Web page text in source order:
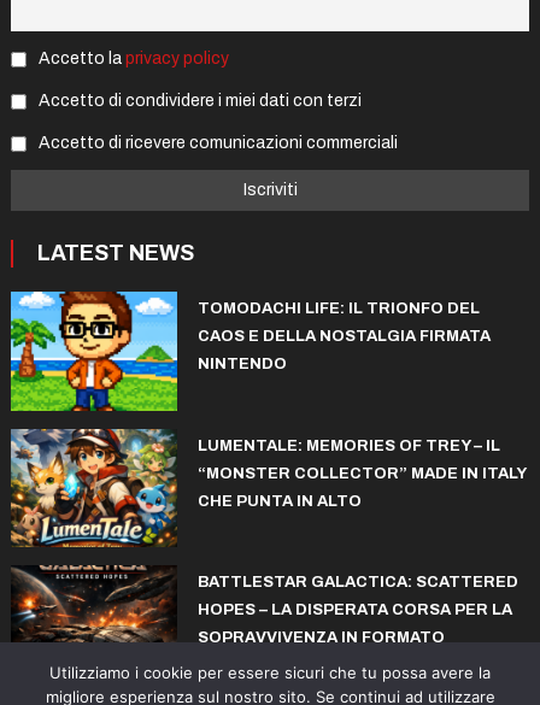
Accetto la privacy policy
Accetto di condividere i miei dati con terzi
Accetto di ricevere comunicazioni commerciali
LATEST NEWS
TOMODACHI LIFE: IL TRIONFO DEL
CAOS E DELLA NOSTALGIA FIRMATA
NINTENDO
LUMENTALE: MEMORIES OF TREY – IL
“MONSTER COLLECTOR” MADE IN ITALY
CHE PUNTA IN ALTO
BATTLESTAR GALACTICA: SCATTERED
HOPES – LA DISPERATA CORSA PER LA
SOPRAVVIVENZA IN FORMATO
ROGUELITE
Utilizziamo i cookie per essere sicuri che tu possa avere la
migliore esperienza sul nostro sito. Se continui ad utilizzare